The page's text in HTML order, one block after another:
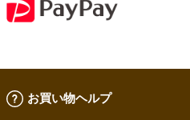
お買い物ヘルプ